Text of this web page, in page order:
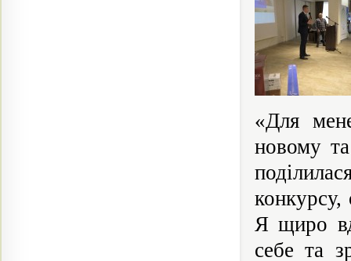
«Для
новому
Я щиро
себе та